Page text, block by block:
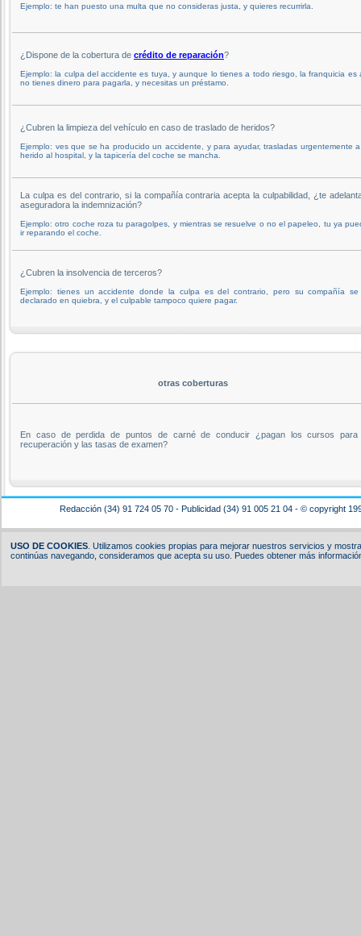
Ejemplo: te han puesto una multa que no consideras justa, y quieres recurrirla.
¿Dispone de la cobertura de crédito de reparación?
Ejemplo: la culpa del accidente es tuya, y aunque lo tienes a todo riesgo, la franquicia es
no tienes dinero para pagarla, y necesitas un préstamo.
¿Cubren la limpieza del vehículo en caso de traslado de heridos?
Ejemplo: ves que se ha producido un accidente, y para ayudar, trasladas urgentemente
herido al hospital, y la tapicería del coche se mancha.
La culpa es del contrario, si la compañía contraria acepta la culpabilidad, ¿te
aseguradora la indemnización?
Ejemplo: otro coche roza tu paragolpes, y mientras se resuelve o no el papeleo, tu ya
ir reparando el coche.
¿Cubren la insolvencia de terceros?
Ejemplo: tienes un accidente donde la culpa es del contrario, pero su compañía
declarado en quiebra, y el culpable tampoco quiere pagar.
otras coberturas
En caso de perdida de puntos de carné de conducir ¿pagan los cursos
recuperación y las tasas de examen?
Redacción (34) 91 724 05 70 - Publicidad (34) 91 005 21 04 - © copyright
USO DE COOKIES. Utilizamos cookies propias para mejorar nuestros servicios y
continúas navegando, consideramos que acepta su uso. Puedes obtener más